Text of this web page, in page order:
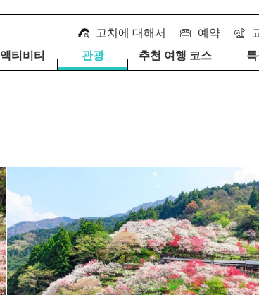
고치에 대해서 예약
액티비티
관광 추천 여행 코스